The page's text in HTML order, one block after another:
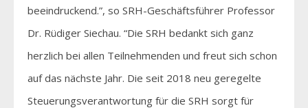
beeindruckend.”, so SRH-Geschäftsführer Professor
Dr. Rüdiger Siechau. “Die SRH bedankt sich ganz
herzlich bei allen Teilnehmenden und freut sich schon
auf das nächste Jahr. Die seit 2018 neu geregelte
Steuerungsverantwortung für die SRH sorgt für